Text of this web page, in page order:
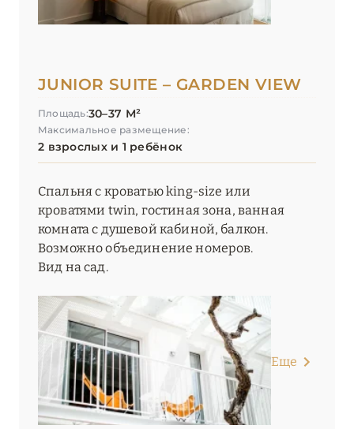
JUNIOR SUITE – GARDEN VIEW
Площадь:30–37 М²
Максимальное размещение:
2 взрослых и 1 ребёнок
Спальня с кроватью king-size или
кроватями twin, гостиная зона, ванная
комната с душевой кабиной, балкон.
Возможно объединение номеров.
Вид на сад.
Еще